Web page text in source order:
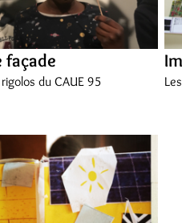
façade
du CAUE 95